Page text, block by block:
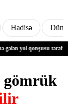
Hadisə Dünya
yol qonşusu tərəfindən
gömrük